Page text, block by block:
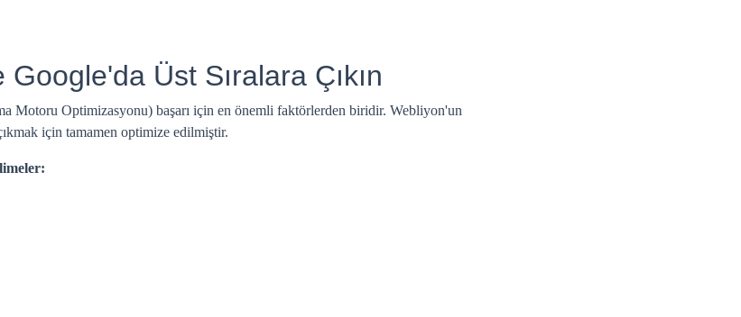
Google'da Üst Sıralara Çıkın
Motoru Optimizasyonu) başarı için en önemli faktörlerden biridir. Webliyon'un
için tamamen optimize edilmiştir.